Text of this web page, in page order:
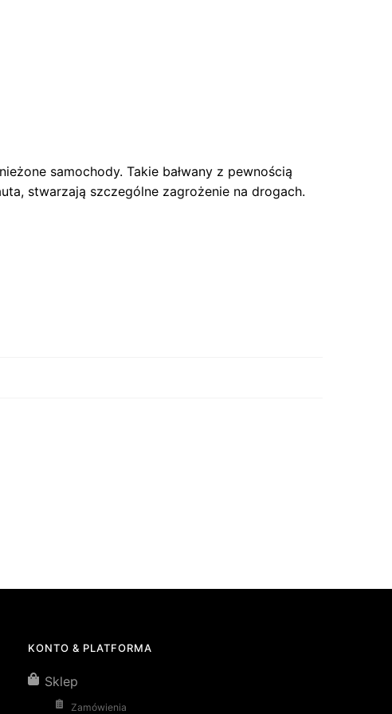
samochody. Takie bałwany z pewnością
stwarzają szczególne zagrożenie na drogach.
KONTO & PLATFORMA
Sklep
Zamówienia